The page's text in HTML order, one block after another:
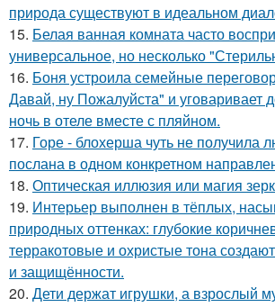
природа существуют в идеальном
15. Белая ванная комната часто
универсальное, но несколько
16. Боня устроила семейные
Давай, ну Пожалуйста" и уговаривает
ночь в отеле вместе с пляйном.
17. Горе - блохерша чуть не получила
послана в одном конкретном
18. Оптическая иллюзия или магия
19. Интерьер выполнен в тёплых,
природных оттенках: глубокие
терракотовые и охристые тона
и защищённости.
20. Дети держат игрушки, а взрослый